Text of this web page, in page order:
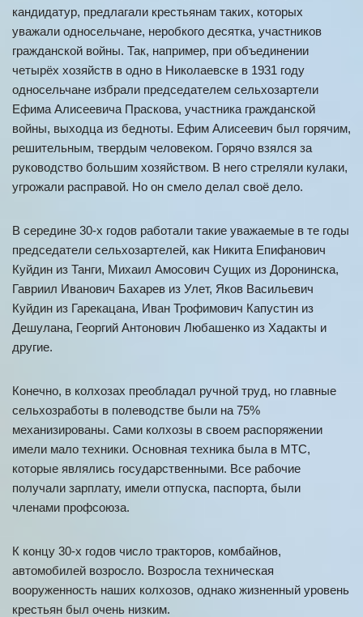
кандидатур, предлагали крестьянам таких, которых
уважали односельчане, неробкого десятка, участников
гражданской войны. Так, например, при объединении
четырёх хозяйств в одно в Николаевске в 1931 году
односельчане избрали председателем сельхозартели
Ефима Алисеевича Праскова, участника гражданской
войны, выходца из бедноты. Ефим Алисеевич был горячим,
решительным, твердым человеком. Горячо взялся за
руководство большим хозяйством. В него стреляли кулаки,
угрожали расправой. Но он смело делал своё дело.
В середине 30-х годов работали такие уважаемые в те годы
председатели сельхозартелей, как Никита Епифанович
Куйдин из Танги, Михаил Амосович Сущих из Доронинска,
Гавриил Иванович Бахарев из Улет, Яков Васильевич
Куйдин из Гарекацана, Иван Трофимович Капустин из
Дешулана, Георгий Антонович Любашенко из Хадакты и
другие.
Конечно, в колхозах преобладал ручной труд, но главные
сельхозработы в полеводстве были на 75%
механизированы. Сами колхозы в своем распоряжении
имели мало техники. Основная техника была в МТС,
которые являлись государственными. Все рабочие
получали зарплату, имели отпуска, паспорта, были
членами профсоюза.
К концу 30-х годов число тракторов, комбайнов,
автомобилей возросло. Возросла техническая
вооруженность наших колхозов, однако жизненный уровень
крестьян был очень низким.